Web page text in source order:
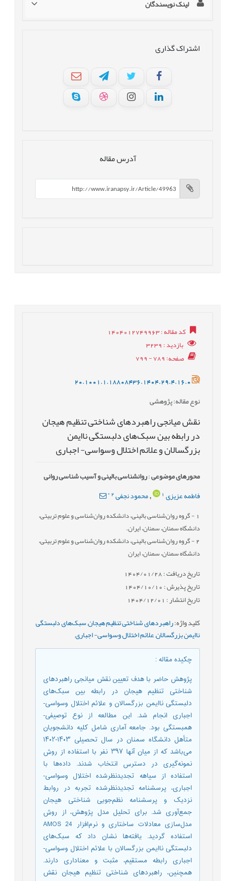
لینک نویسندگان
اشتراک گذاری
آدرس مقاله
کد مقاله: 1404012749963
بازدید: 3239
صفحه: 789 - 799
20.1001.1.18808436.1404.29.4.16.0
نوع مقاله: پژوهشی
نقش میانجی راهبردهای شناختی تنظیم هیجان
در رابطه بین سبک‌های دلبستگی ناایمن
بزرگسالان و علائم اختلال وسواسی- اجباری
محورهای موضوعی:روانشناسی بالینی و آسیب شناسی روانی
فاطمه عزیزی
,محمود نجفی 2
*
- گروه روان‌شناسی بالینی، دانشکده روان‌شناسی و علوم تربیتی،
دانشگاه سمنان، سمنان، ایران.
2- گروه روان‌شناسی بالینی، دانشکده روان‌شناسی و علوم تربیتی،
دانشگاه سمنان، سمنان، ایران
تاریخ دریافت : 1404/01/28
تاریخ پذیرش : 1404/10/10
تاریخ انتشار : 1404/12/01
کلید واژه:راهبردهای شناختی تنظیم هیجان,سبک‌های دلبستگی
ناایمن بزرگسالان,علائم اختلال وسواسی- اجباری,
چکیده مقاله:
پژوهش حاضر با هدف تعیین نقش میانجی راهبردهای
شناختی تنظیم هیجان در رابطه بین سبک‌های
دلبستگی ناایمن بزرگسالان و علائم اختلال وسواسی-
اجباری انجام شد. این مطالعه از نوع توصیفی-
همبستگی بود. جامعه آماری شامل کلیه دانشجویان
متأهل دانشگاه سمنان در سال تحصیلی ۱۴۰۳-۱۴۰۲
می‌باشد که از میان آنها ۳۹۷ نفر با استفاده از روش
نمونه‌گیری در دسترس انتخاب شدند. داده‌ها با
استفاده از سیاهه تجدیدنظرشده اختلال وسواسی-
اجباری، پرسشنامه تجدیدنظرشده تجربه در روابط
نزدیک و پرسشنامه نظم‌جویی شناختی هیجان
جمع‌آوری شد. برای تحلیل مدل پژوهش، از روش
مدل‌سازی معادلات ساختاری و نرم‌افزار AMOS 24
استفاده گردید. یافته‌ها نشان داد که سبک‌های
دلبستگی ناایمن بزرگسالان با علائم اختلال وسواسی-
اجباری رابطه مستقیم، مثبت و معناداری دارند.
همچنین، راهبردهای شناختی تنظیم هیجان نقش